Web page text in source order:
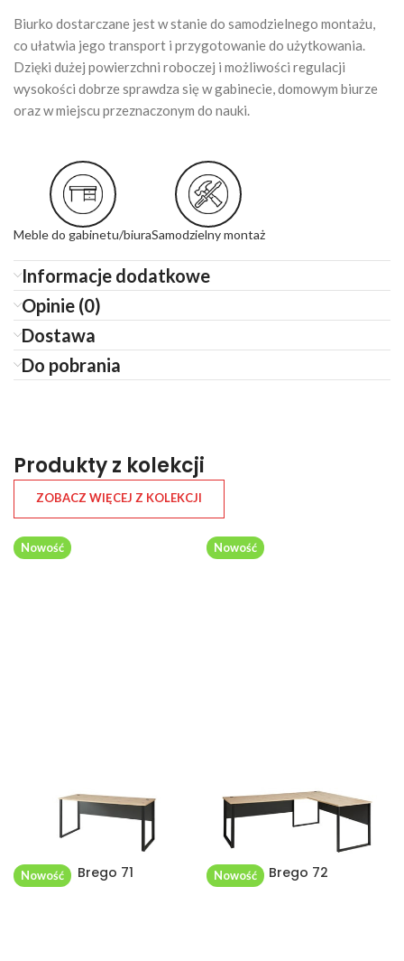
Biurko dostarczane jest w stanie do samodzielnego montażu,
co ułatwia jego transport i przygotowanie do użytkowania.
Dzięki dużej powierzchni roboczej i możliwości regulacji
wysokości dobrze sprawdza się w gabinecie, domowym biurze
oraz w miejscu przeznaczonym do nauki.
Meble do gabinetu/biuraSamodzielny montaż
Informacje dodatkowe
Opinie (0)
Dostawa
Do pobrania
Produkty z kolekcji
ZOBACZ WIĘCEJ Z KOLEKCJI
Nowość
Brego 71
Nowość
Brego 72
Nowość Nowość